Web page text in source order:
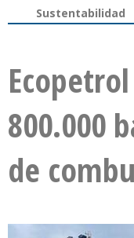
Sustentabilidad
800.000
de